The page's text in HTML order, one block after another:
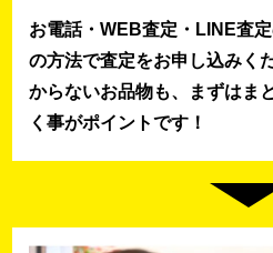
お電話・WEB査定・LINE査
の方法で査定をお申し込みく
からないお品物も、まずはま
く事がポイントです！